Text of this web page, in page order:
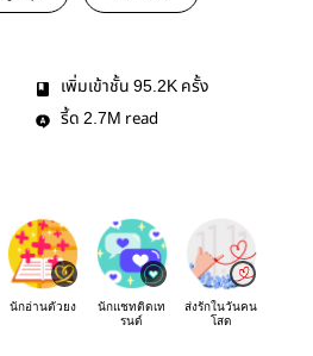
เพิ่มเข้าชั้น 95.2K ครั้ง
รี้ด 2.7M read
นักอ่านตัวยง
นักแชทติดเท
รนด์
ส่งรักในวันคน
โสด